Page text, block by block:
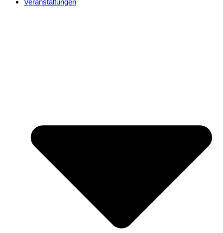
Veranstaltungen